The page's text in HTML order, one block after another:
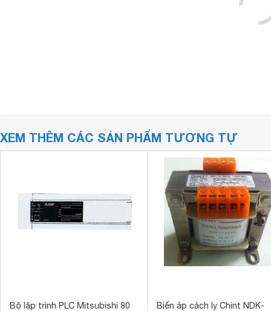
XEM THÊM CÁC SẢN PHẨM TƯƠNG TỰ
Bộ lập trình PLC Mitsubishi 80
Biến áp cách ly Chint NDK-